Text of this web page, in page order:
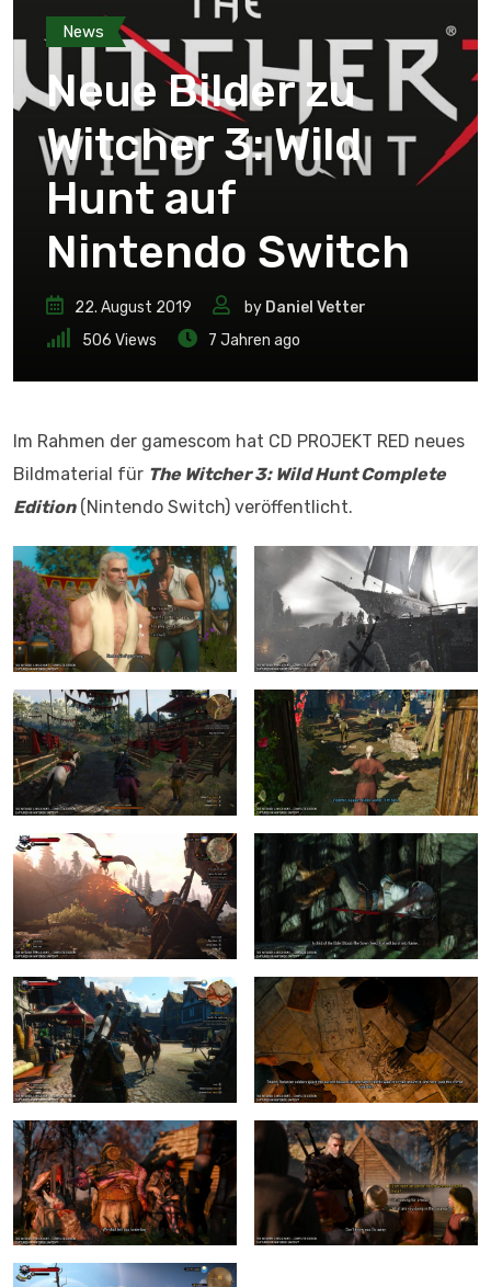
News
Neue Bilder zu
Witcher 3: Wild
Hunt auf
Nintendo Switch
22. August 2019 by Daniel Vetter
506 Views 7 Jahren ago
Im Rahmen der gamescom hat CD PROJEKT RED neues
Bildmaterial für The Witcher 3: Wild Hunt Complete
Edition(Nintendo Switch) veröffentlicht.